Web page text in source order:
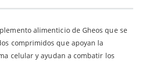
alimenticio de Gheos que se
comprimidos que apoyan la
celular y ayudan a combatir los